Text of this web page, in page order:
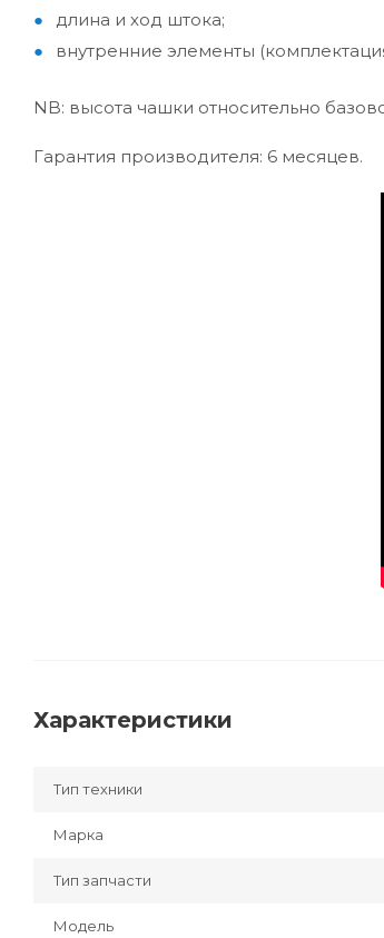
длина и ход штока;
внутренние элементы
NB: высота чашки относительно
Гарантия производителя: 6 месяцев.
Характеристики
Тип техники
Марка
Тип запчасти
Модель